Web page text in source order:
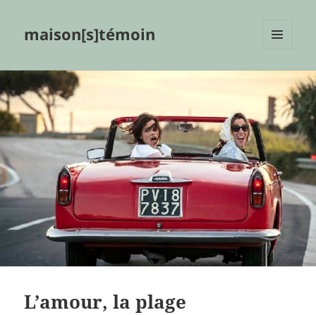
maison[s]témoin
WIDGETS
L’amour, la plage